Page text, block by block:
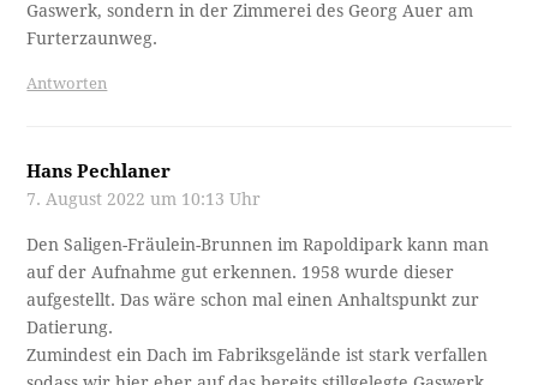
Gaswerk, sondern in der Zimmerei des Georg Auer am
Furterzaunweg.
Antworten
Hans Pechlaner
7. August 2022 um 10:13 Uhr
Den Saligen-Fräulein-Brunnen im Rapoldipark kann man
auf der Aufnahme gut erkennen. 1958 wurde dieser
aufgestellt. Das wäre schon mal einen Anhaltspunkt zur
Datierung.
Zumindest ein Dach im Fabriksgelände ist stark verfallen